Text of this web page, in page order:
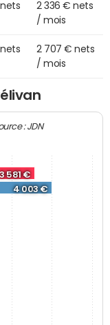
2 336 € nets
/ mois
2 707 € nets
/ mois
: JDN
3 581 €
4 003 €